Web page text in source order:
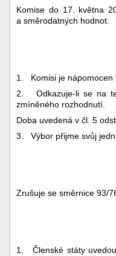
Komise do 17. května
a směrodatných hodnot.
1. Komisi je nápomocen
2. Odkazuje-li se na
zmíněného rozhodnutí.
Doba uvedená v čl. 5
3. Výbor přijme svůj
Zrušuje se směrnice 93/
1. Členské státy